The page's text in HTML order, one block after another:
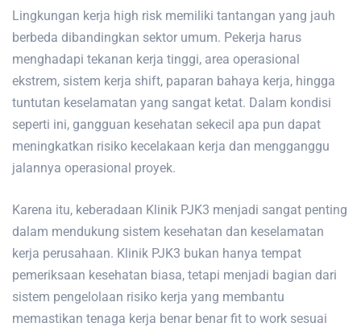
Lingkungan kerja high risk memiliki tantangan yang jauh
berbeda dibandingkan sektor umum. Pekerja harus
menghadapi tekanan kerja tinggi, area operasional
ekstrem, sistem kerja shift, paparan bahaya kerja, hingga
tuntutan keselamatan yang sangat ketat. Dalam kondisi
seperti ini, gangguan kesehatan sekecil apa pun dapat
meningkatkan risiko kecelakaan kerja dan mengganggu
jalannya operasional proyek.
Karena itu, keberadaan Klinik PJK3 menjadi sangat penting
dalam mendukung sistem kesehatan dan keselamatan
kerja perusahaan. Klinik PJK3 bukan hanya tempat
pemeriksaan kesehatan biasa, tetapi menjadi bagian dari
sistem pengelolaan risiko kerja yang membantu
memastikan tenaga kerja benar benar fit to work sesuai